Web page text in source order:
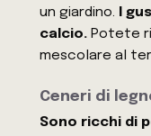
un giardino.
I
calcio. Potete
mescolare al
Ceneri di
Sono ricchi di